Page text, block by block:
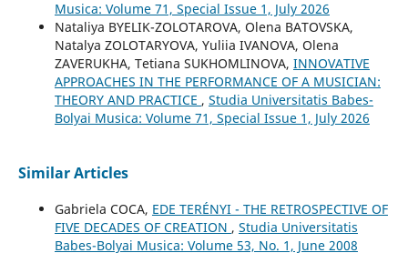
Musica: Volume 71, Special Issue 1, July 2026
Nataliya BYELIK-ZOLOTAROVA, Olena BATOVSKA,
Natalya ZOLOTARYOVA, Yuliia IVANOVA, Olena
ZAVERUKHA, Tetiana SUKHOMLINOVA, INNOVATIVE
APPROACHES IN THE PERFORMANCE OF A MUSICIAN:
THEORY AND PRACTICE , Studia Universitatis Babes-
Bolyai Musica: Volume 71, Special Issue 1, July 2026
Similar Articles
Gabriela COCA, EDE TERÉNYI - THE RETROSPECTIVE OF
FIVE DECADES OF CREATION , Studia Universitatis
Babes-Bolyai Musica: Volume 53, No. 1, June 2008